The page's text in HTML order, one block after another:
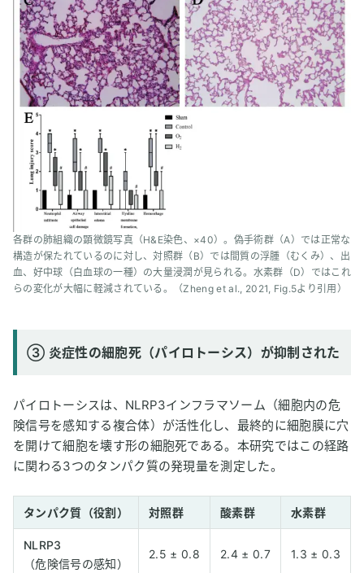
各群の肺組織の顕微鏡写真（H&E染色、×40）。偽手術群（A）では正常な
構造が保たれているのに対し、対照群（B）では間質の浮腫（むくみ）、出
血、好中球（白血球の一種）の大量浸潤が見られる。水素群（D）ではこれ
らの変化が大幅に軽減されている。（Zheng et al., 2021, Fig.5より引用）
③ 炎症性の細胞死（パイロトーシス）が抑制された
パイロトーシスは、NLRP3インフラマソーム（細胞内の危
険信号を感知する複合体）が活性化し、最終的に細胞膜に穴
を開けて細胞を壊す形の細胞死である。本研究ではこの経路
に関わる3つのタンパク質の発現量を測定した。
タンパク質（役割） 対照群 酸素群 水素群
NLRP3
（危険信号の感知）
2.5 ± 0.8 2.4 ± 0.7 1.3 ± 0.3